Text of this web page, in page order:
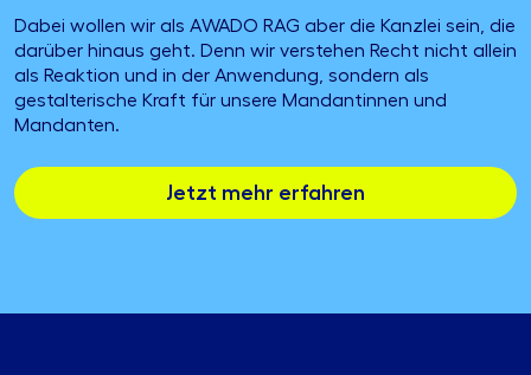
Dabei wollen wir als AWADO RAG aber die Kanzlei sein, die
darüber hinaus geht. Denn wir verstehen Recht nicht allein
als Reaktion und in der Anwendung, sondern als
gestalterische Kraft für unsere Mandantinnen und
Mandanten.
Jetzt mehr erfahren